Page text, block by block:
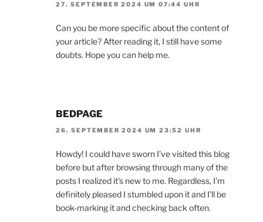
27. SEPTEMBER 2024 UM 07:44 UHR
Can you be more specific about the content of
your article? After reading it, I still have some
doubts. Hope you can help me.
BEDPAGE
26. SEPTEMBER 2024 UM 23:52 UHR
Howdy! I could have sworn I’ve visited this blog
before but after browsing through many of the
posts I realized it’s new to me. Regardless, I’m
definitely pleased I stumbled upon it and I’ll be
book-marking it and checking back often.